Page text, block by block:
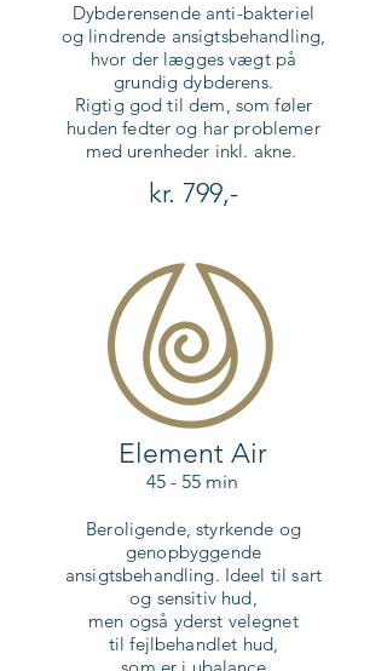
Dybderensende anti-bakteriel
og lindrende ansigtsbehandling,
hvor der lægges vægt på
grundig dybderens.
Rigtig god til dem, som føler
huden fedter og har problemer
med urenheder inkl. akne.
kr. 799,-
Element Air
45 - 55 min
Beroligende, styrkende og
genopbyggende
ansigtsbehandling. Ideel til sart
og sensitiv hud,
men også yderst velegnet
til fejlbehandlet hud,